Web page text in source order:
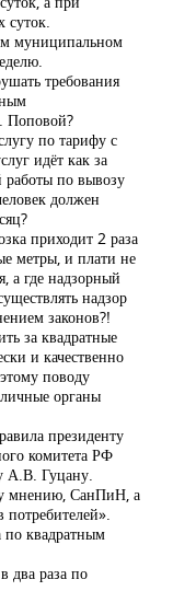
суток.
муниципальном
требования
Поповой?
по тарифу с
идёт как за
работы по вывозу
должен
приходит 2 раза
метры, и плати не
а где надзорный
надзор
законов?!
за квадратные
и качественно
поводу
органы
президенту
комитета РФ
А.В. Гуцану.
мнению, СанПиН, а
потребителей».
по квадратным
два раза по